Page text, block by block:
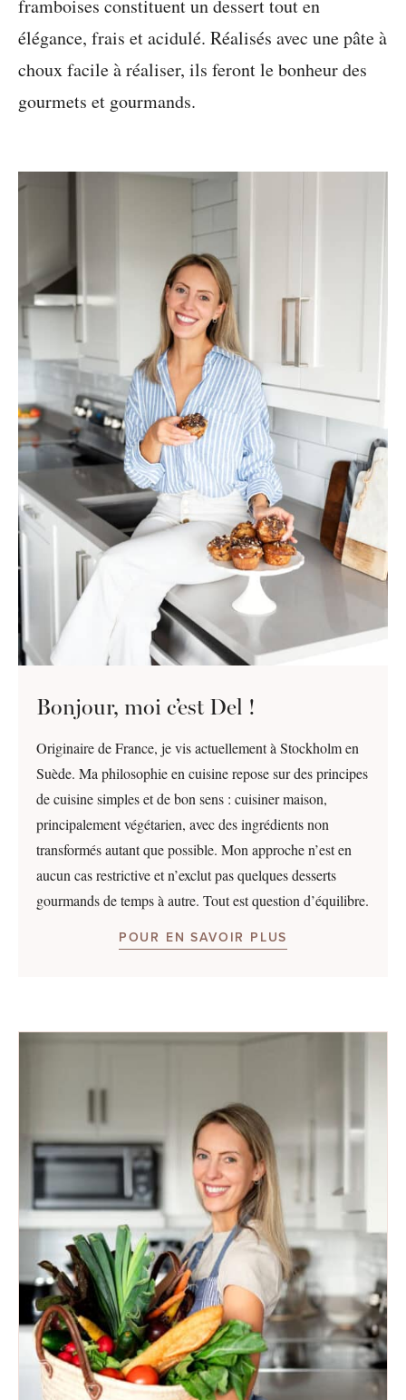
Bonjour, moi c’est Del !
Originaire de France, je vis actuellement à Stockholm en
Suède. Ma philosophie en cuisine repose sur des principes
de cuisine simples et de bon sens : cuisiner maison,
principalement végétarien, avec des ingrédients non
transformés autant que possible. Mon approche n’est en
aucun cas restrictive et n’exclut pas quelques desserts
gourmands de temps à autre. Tout est question d’équilibre.
POUR EN SAVOIR PLUS